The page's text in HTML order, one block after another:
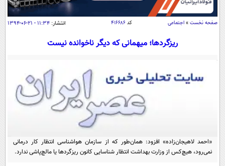
سیاسی
اقتصاد
جامعه
یک برش دانایی
سفر و تفریح
علم و دانش
علمی
گوناگون
سرگرمی
فیلم
صفحه نخست » اجتماعی کد۴۱۶۶۸۶ انتشار: ۱۱:۳۴ - ۲۱-۰۶-۱۳۹۴
ریزگرد‌ها؛ میهمانی که دیگر ناخوانده نیست
«احمد لاهیجان‌زاده» افزود: ‌‌همان‌طور که از سازمان هوا‌شناسی انتظار کار درمانی
نمی‌رود، هیچ‌کس از وزارت بهداشت انتظار شناسایی کانون ریزگرد‌ها یا مالچ‌پاشی ندارد.